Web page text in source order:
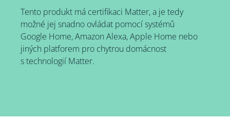
Tento produkt má certifikaci Matter, a je tedy
možné jej snadno ovládat pomocí systémů
Google Home, Amazon Alexa, Apple Home nebo
jiných platforem pro chytrou domácnost
s technologií Matter.